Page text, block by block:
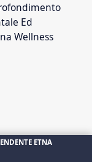
Integratore Foglie Di Olivo
Alimentari
Ed
Wellness
ETNA